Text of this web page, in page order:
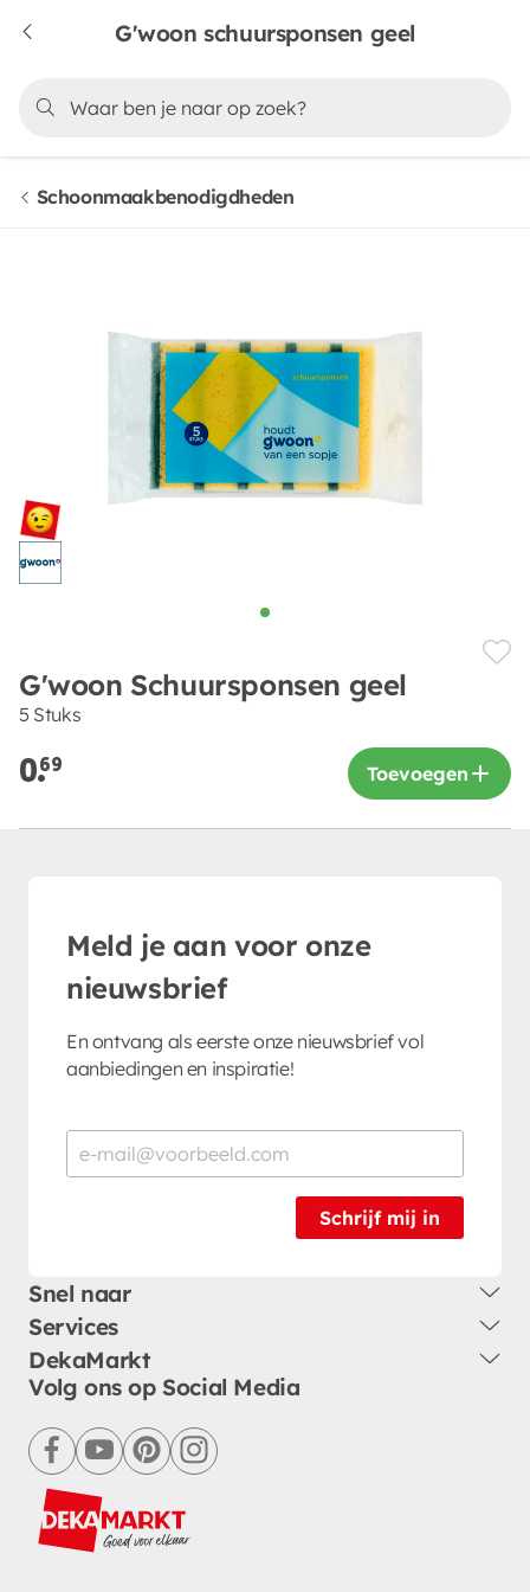
G'woon schuursponsen geel
Schoonmaakbenodigdheden
G'woon Schuursponsen geel
5 Stuks
0.69 Toevoegen
Meld je aan voor onze
nieuwsbrief
En ontvang als eerste onze nieuwsbrief vol
aanbiedingen en inspiratie!
Schrijf mij in
Snel naar
Services
DekaMarkt
Volg ons op Social Media
facebookyoutubepinterestinstagram